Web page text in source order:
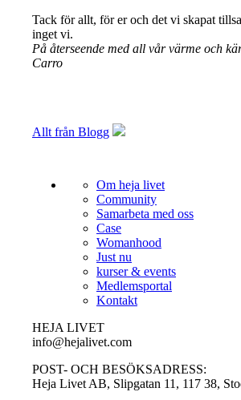
Tack för allt, för er och det vi skapat
inget vi.
På återseende med all vår värme och
Carro
Allt från Blogg
Om heja livet
Community
Samarbeta med oss
Case
Womanhood
Just nu
kurser & events
Medlemsportal
Kontakt
HEJA LIVET
info@hejalivet.com
POST- OCH BESÖKSADRESS:
Heja Livet AB, Slipgatan 11, 117 38,